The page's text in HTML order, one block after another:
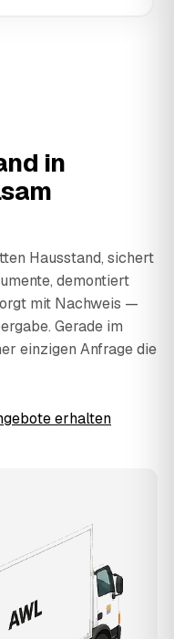
in
Hausstand, sichert
demontiert
mit Nachweis —
Gerade im
einzigen Anfrage die
erhalten